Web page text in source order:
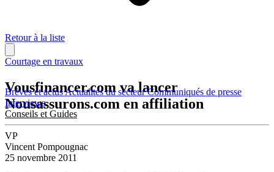
Brèves et actusActualités du secteurCommuniqués de presse
Interviews
Conseils et Guides
Retour à la liste
Courtage en travaux
Vousfinancer.com va lancer
Nousassurons.com en affiliation
VP
Vincent Pompougnac
25 novembre 2011